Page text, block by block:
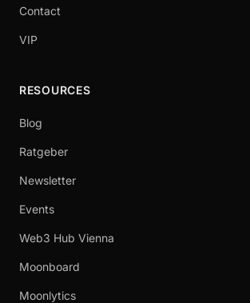
Contact
VIP
RESOURCES
Blog
Ratgeber
Newsletter
Events
Web3 Hub Vienna
Moonboard
Moonlytics